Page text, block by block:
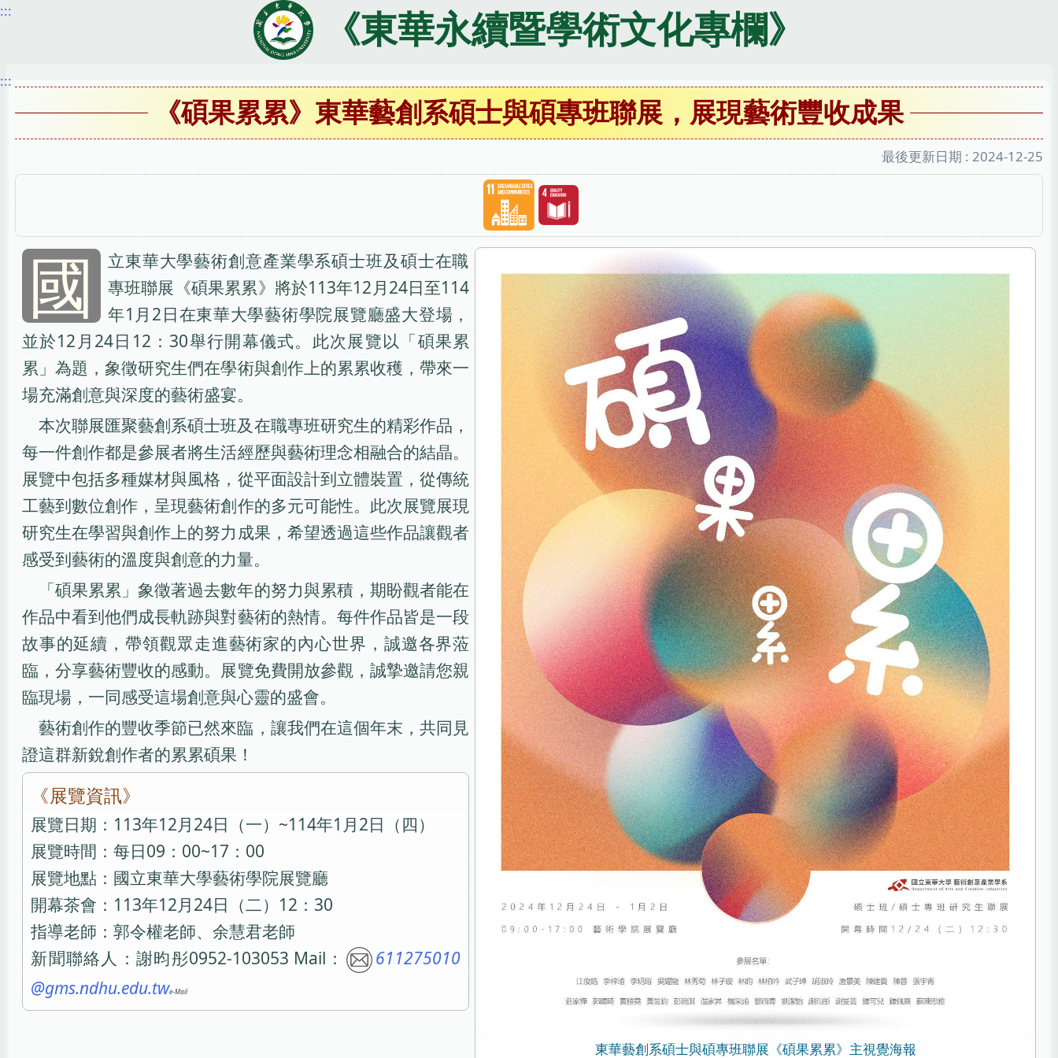
跳
要
區
::: 《東華永續暨學術文化專欄》
:::
《碩果累累》東華藝創系碩士與碩專班聯展，展現藝術豐收成果
最後更新日期 : 2024-12-25
東華藝創系碩士與碩專班聯展《碩果累累》主視覺海報
國
立東華大學藝術創意產業學系碩士班及碩士在職
專班聯展《碩果累累》將於113年12月24日至114
年1月2日在東華大學藝術學院展覽廳盛大登場，
並於12月24日12：30舉行開幕儀式。此次展覽以「碩果累
累」為題，象徵研究生們在學術與創作上的累累收穫，帶來一
場充滿創意與深度的藝術盛宴。
本次聯展匯聚藝創系碩士班及在職專班研究生的精彩作品，
每一件創作都是參展者將生活經歷與藝術理念相融合的結晶。
展覽中包括多種媒材與風格，從平面設計到立體裝置，從傳統
工藝到數位創作，呈現藝術創作的多元可能性。此次展覽展現
研究生在學習與創作上的努力成果，希望透過這些作品讓觀者
感受到藝術的溫度與創意的力量。
「碩果累累」象徵著過去數年的努力與累積，期盼觀者能在
作品中看到他們成長軌跡與對藝術的熱情。每件作品皆是一段
故事的延續，帶領觀眾走進藝術家的內心世界，誠邀各界蒞
臨，分享藝術豐收的感動。展覽免費開放參觀，誠摯邀請您親
臨現場，一同感受這場創意與心靈的盛會。
藝術創作的豐收季節已然來臨，讓我們在這個年末，共同見
證這群新銳創作者的累累碩果！
《展覽資訊》
展覽日期：113年12月24日（一）~114年1月2日（四）
展覽時間：每日09：00~17：00
展覽地點：國立東華大學藝術學院展覽廳
開幕茶會：113年12月24日（二）12：30
指導老師：郭令權老師、余慧君老師
新聞聯絡人：謝昀彤0952-103053 Mail：
611275010
@gms.ndhu.edu.tw